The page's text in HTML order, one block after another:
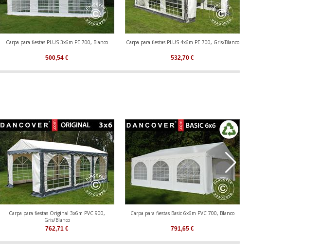
Carpa para fiestas PLUS 3x6m PE 700, Blanco
500,54 €
Carpa para fiestas PLUS 4x6m PE 700, Gris/Blanco
532,70 €
Carpa para fiestas Original 3x6m PVC 900,
Gris/Blanco
762,71 €
Carpa para fiestas Basic 6x6m PVC 700, Blanco
791,65 €